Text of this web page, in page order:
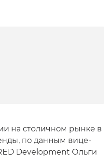
на столичном рынке в
по данным вице-
Development Ольги